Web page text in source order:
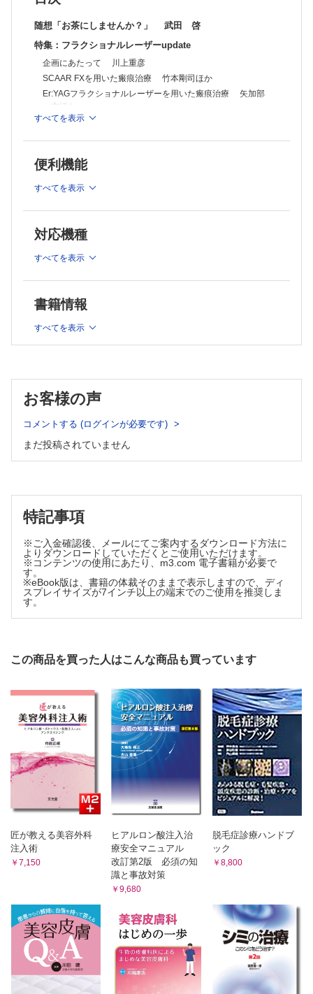
随想「お茶にしませんか？」 武田 啓
特集：フラクショナルレーザーupdate
企画にあたって 川上重彦
SCAAR FXを用いた瘢痕治療 竹本剛司ほか
Er:YAGフラクショナルレーザーを用いた瘢痕治療 矢加部
文ほか
炭酸ガスフラクショナルレーザーを用いた瘢痕治療 加王文
匠子ほか
スレーザーの効果 宮田成章
連載：形成外科NEXT─次世代の本音─
実用化研究の難しさ 田中里佳
原著
眼窩内腫瘍30例の検討─IgG4関連疾患の概念を加味して─ 山
頭頸部再建において上方茎胸鎖乳突筋皮弁を用いた4例 戎谷
第II～IV趾に非典型的な癒合を示した合趾症の1例 加藤慎二
ほか
すべてを表示
便利機能
すべてを表示
対応機種
すべてを表示
書籍情報
すべてを表示
お客様の声
コメントする (ログインが必要です)
まだ投稿されていません
特記事項
※ご入金確認後、メールにてご案内するダウンロード方法に
よりダウンロードしていただくとご使用いただけます。
※コンテンツの使用にあたり、m3.com 電子書籍が必要で
す。
※eBook版は、書籍の体裁そのままで表示しますので、ディ
スプレイサイズが7インチ以上の端末でのご使用を推奨しま
す。
この商品を買った人はこんな商品も買っています
匠が教える美容外科
注入術
￥7,150
ヒアルロン酸注入治
療安全マニュアル
改訂第2版 必須の知
識と事故対策
￥9,680
脱毛症診療ハンドブ
ック
￥8,800